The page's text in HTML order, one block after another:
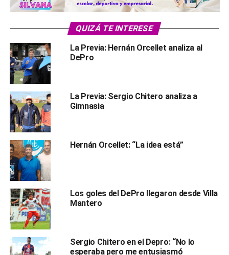
QUIZÁ TE INTERESE
La Previa: Hernán Orcellet analiza al
DePro
La Previa: Sergio Chitero analiza a
Gimnasia
Hernán Orcellet: “La idea está”
Los goles del DePro llegaron desde Villa
Mantero
Sergio Chitero en el Depro: “No lo
esperaba pero me entusiasmó